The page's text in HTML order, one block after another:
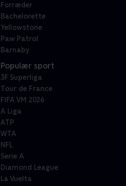
Forræder
Bachelorette
Yellowstone
Paw Patrol
Barnaby
Populær sport
3F Superliga
Tour de France
FIFA VM 2026
A Liga
ATP
WTA
NFL
Serie A
Diamond League
La Vuelta